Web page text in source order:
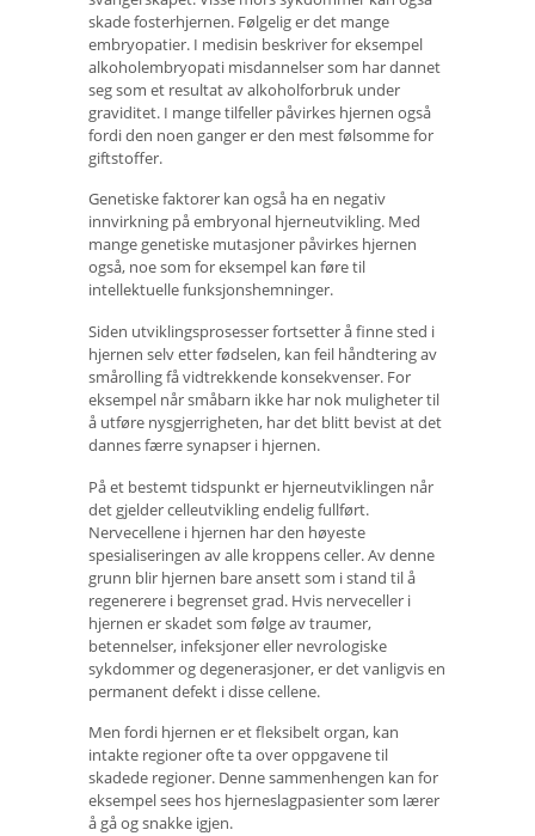
skade fosterhjernen. Følgelig er det mange
embryopatier. I medisin beskriver for eksempel
alkoholembryopati misdannelser som har dannet
seg som et resultat av alkoholforbruk under
graviditet. I mange tilfeller påvirkes hjernen også
fordi den noen ganger er den mest følsomme for
giftstoffer.
Genetiske faktorer kan også ha en negativ
innvirkning på embryonal hjerneutvikling. Med
mange genetiske mutasjoner påvirkes hjernen
også, noe som for eksempel kan føre til
intellektuelle funksjonshemninger.
Siden utviklingsprosesser fortsetter å finne sted i
hjernen selv etter fødselen, kan feil håndtering av
smårolling få vidtrekkende konsekvenser. For
eksempel når småbarn ikke har nok muligheter til
å utføre nysgjerrigheten, har det blitt bevist at det
dannes færre synapser i hjernen.
På et bestemt tidspunkt er hjerneutviklingen når
det gjelder celleutvikling endelig fullført.
Nervecellene i hjernen har den høyeste
spesialiseringen av alle kroppens celler. Av denne
grunn blir hjernen bare ansett som i stand til å
regenerere i begrenset grad. Hvis nerveceller i
hjernen er skadet som følge av traumer,
betennelser, infeksjoner eller nevrologiske
sykdommer og degenerasjoner, er det vanligvis en
permanent defekt i disse cellene.
Men fordi hjernen er et fleksibelt organ, kan
intakte regioner ofte ta over oppgavene til
skadede regioner. Denne sammenhengen kan for
eksempel sees hos hjerneslagpasienter som lærer
å gå og snakke igjen.